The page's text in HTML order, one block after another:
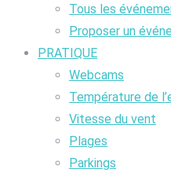
Tous les
Proposer un
PRATIQUE
Webcams
Température de
Vitesse du vent
Plages
Parkings